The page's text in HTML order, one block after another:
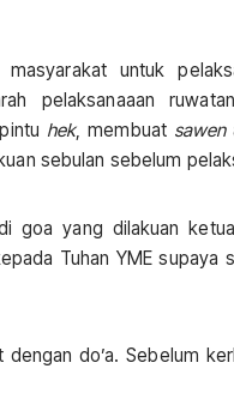
untuk
pelaksanaaan
hek, membuat sawen
sebulan sebelum
goa yang dilakuan
Tuhan YME supaya
do’a. Sebelum